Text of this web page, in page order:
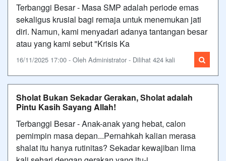
Terbanggi Besar - Masa SMP adalah periode emas
sekaligus krusial bagi remaja untuk menemukan jati
diri. Namun, kami menyadari adanya tantangan besar
atau yang kami sebut "Krisis Ka
16/11/2025 17:00 - Oleh Administrator - Dilihat 424 kali
Sholat Bukan Sekadar Gerakan, Sholat adalah
Pintu Kasih Sayang Allah!
Terbanggi Besar - Anak-anak yang hebat, calon
pemimpin masa depan...Pernahkah kalian merasa
shalat itu hanya rutinitas? Sekadar kewajiban lima